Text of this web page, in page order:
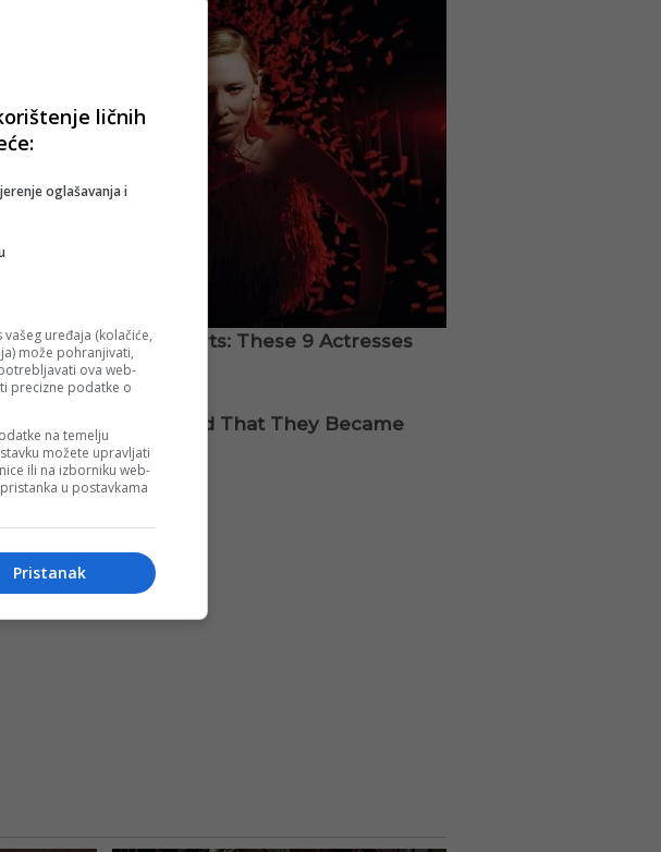
ličnih
oglašavanja i
uređaja (kolačiće,
može pohranjivati,
ova web-
precizne podatke o
na temelju
možete upravljati
ili na izborniku web-
u postavkama
Pristanak